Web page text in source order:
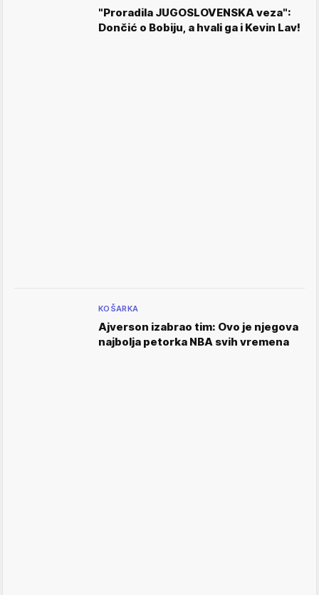
"Proradila JUGOSLOVENSKA veza":
Dončić o Bobiju, a hvali ga i Kevin Lav!
KOŠARKA
Ajverson izabrao tim: Ovo je njegova
najbolja petorka NBA svih vremena